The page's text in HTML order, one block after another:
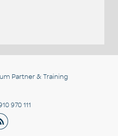
Partner & Training
970 111